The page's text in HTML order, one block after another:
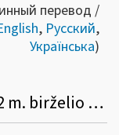
перевод /
, Русский,
Українська)
Dėl VMI prie FM viršininko 2002 m. birželio 14 d. įsakymo Nr. 156 pakeitimo